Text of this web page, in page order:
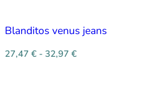
Blanditos venus jeans
27,47 € - 32,97 €